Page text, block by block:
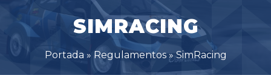
SIMRACING
Portada » Regulamentos»SimRacing